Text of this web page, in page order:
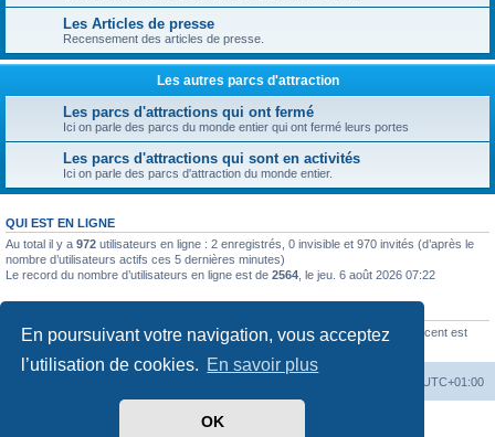
En poursuivant votre navigation, vous acceptez
l’utilisation de cookies. En savoir plus
OK
Les Articles de presse
Recensement des articles de presse.
Les autres parcs d'attraction
Les parcs d'attractions qui ont fermé
Ici on parle des parcs du monde entier qui ont fermé leurs portes
Les parcs d'attractions qui sont en activités
Ici on parle des parcs d'attraction du monde entier.
QUI EST EN LIGNE
Au total il y a 972 utilisateurs en ligne : 2 enregistrés, 0 invisible et 970 invités (d’après le
nombre d’utilisateurs actifs ces 5 dernières minutes)
Le record du nombre d’utilisateurs en ligne est de 2564 , le jeu. 6 août 2026 07:22
2521messages •423sujets •154membres • Le membre enregistré le plus récent est
Noé-Megel
UTC+01:00
phpBB ® Forum Software © phpBB Limited